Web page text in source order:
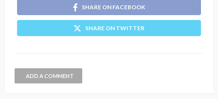
SHARE ON FACEBOOK
SHARE ON TWITTER
ADD A COMMENT